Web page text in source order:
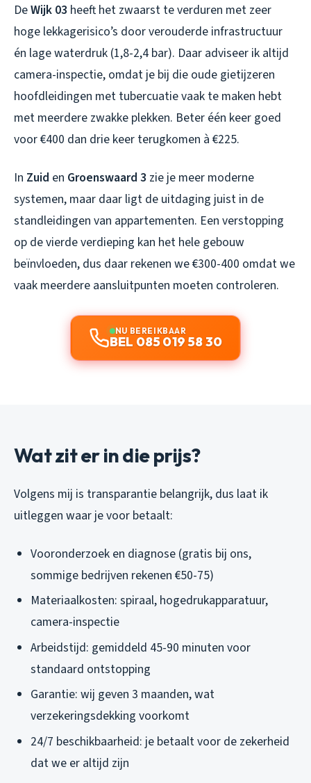
DeWijk 03 heeft het zwaarst te verduren met zeer
hoge lekkagerisico’s door verouderde infrastructuur
én lage waterdruk (1,8-2,4 bar). Daar adviseer ik altijd
camera-inspectie, omdat je bij die oude gietijzeren
hoofdleidingen met tubercuatie vaak te maken hebt
met meerdere zwakke plekken. Beter één keer goed
voor €400 dan drie keer terugkomen à €225.
In Zuid en Groenswaard 3 zie je meer moderne
systemen, maar daar ligt de uitdaging juist in de
standleidingen van appartementen. Een verstopping
op de vierde verdieping kan het hele gebouw
beïnvloeden, dus daar rekenen we €300-400 omdat we
vaak meerdere aansluitpunten moeten controleren.
NU BEREIKBAAR
BEL 085 019 58 30
Wat zit er in die prijs?
Volgens mij is transparantie belangrijk, dus laat ik
uitleggen waar je voor betaalt:
Vooronderzoek en diagnose (gratis bij ons,
sommige bedrijven rekenen €50-75)
Materiaalkosten: spiraal, hogedrukapparatuur,
camera-inspectie
Arbeidstijd: gemiddeld 45-90 minuten voor
standaard ontstopping
Garantie: wij geven 3 maanden, wat
verzekeringsdekking voorkomt
24/7 beschikbaarheid: je betaalt voor de zekerheid
dat we er altijd zijn